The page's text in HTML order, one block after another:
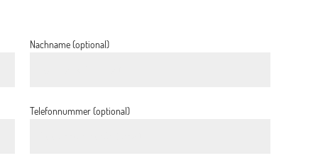
Nachname (optional)
Telefonnummer (optional)